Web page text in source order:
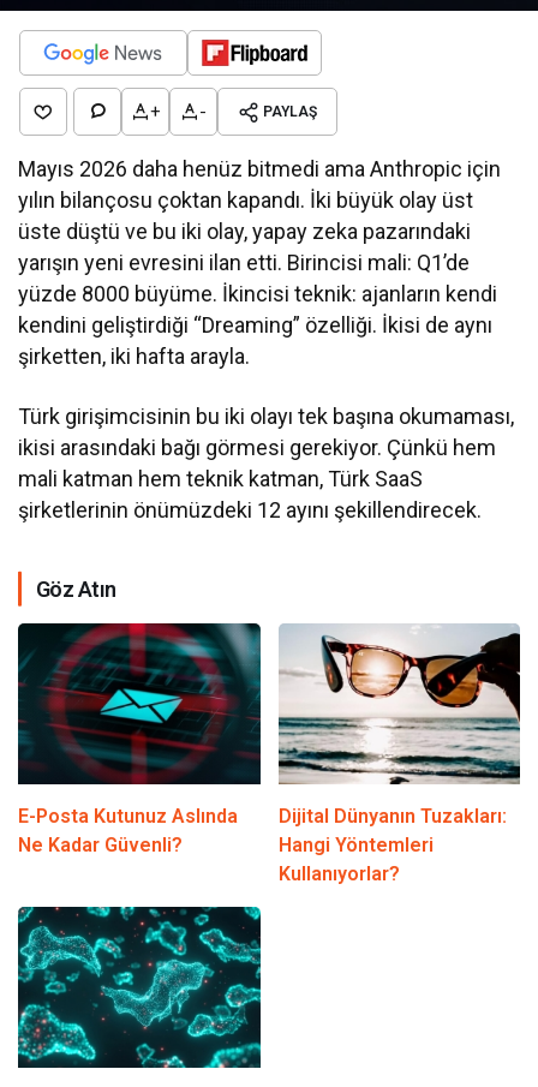
+ - PAYLAŞ
Mayıs 2026 daha henüz bitmedi ama Anthropic için
yılın bilançosu çoktan kapandı. İki büyük olay üst
üste düştü ve bu iki olay, yapay zeka pazarındaki
yarışın yeni evresini ilan etti. Birincisi mali: Q1’de
yüzde 8000 büyüme. İkincisi teknik: ajanların kendi
kendini geliştirdiği “Dreaming” özelliği. İkisi de aynı
şirketten, iki hafta arayla.
Türk girişimcisinin bu iki olayı tek başına okumaması,
ikisi arasındaki bağı görmesi gerekiyor. Çünkü hem
mali katman hem teknik katman, Türk SaaS
şirketlerinin önümüzdeki 12 ayını şekillendirecek.
Göz Atın
E-Posta Kutunuz Aslında
Ne Kadar Güvenli?
Dijital Dünyanın Tuzakları:
Hangi Yöntemleri
Kullanıyorlar?